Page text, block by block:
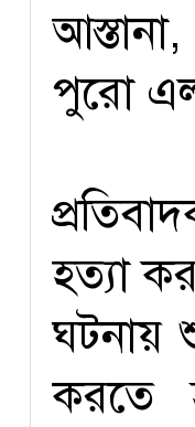
পুরো
হত্যা
ঘটনায়
করতে